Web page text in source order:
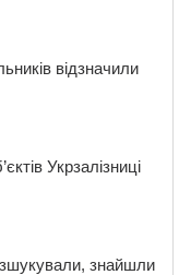
відзначили
Укрзалізниці
знайшли